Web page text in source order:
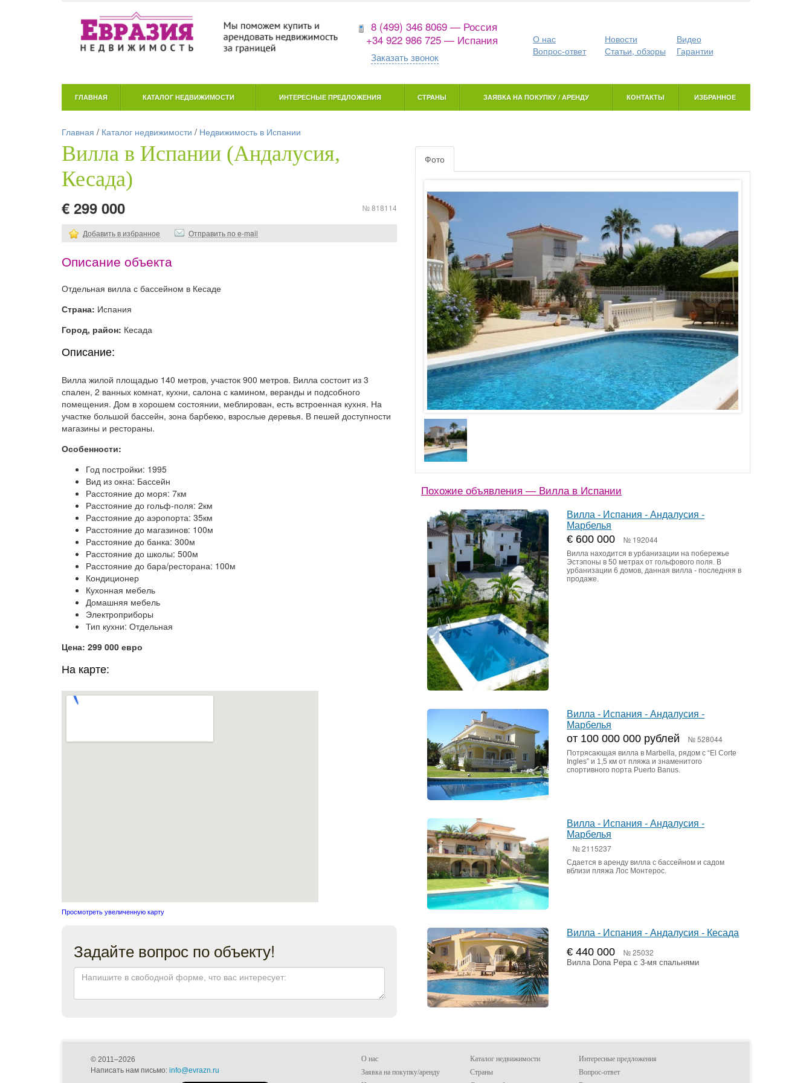
8 (499) 346 8069 — Россия
+34 922 986 725 — Испания
Заказать звонок
О нас Новости
Видео
Вопрос-ответ
Статьи, обзоры Гарантии
ГЛАВНАЯ КАТАЛОГ НЕДВИЖИМОСТИ ИНТЕРЕСНЫЕ ПРЕДЛОЖЕНИЯ СТРАНЫ ЗАЯВКА НА ПОКУПКУ / АРЕНДУ КОНТАКТЫ ИЗБРАННОЕ
Главная / Каталог недвижимости / Недвижимость в Испании
Вилла в Испании (Андалусия,
Кесада)
€ 299 000 № 818114
Добавить в избранное Отправить по e-mail
Описание объекта
Отдельная вилла с бассейном в Кесаде
Страна: Испания
Город, район: Кесада
Описание:
Вилла жилой площадью 140 метров, участок 900 метров. Вилла состоит из 3
спален, 2 ванных комнат, кухни, салона с камином, веранды и подсобного
помещения. Дом в хорошем состоянии, меблирован, есть встроенная кухня. На
участке большой бассейн, зона барбекю, взрослые деревья. В пешей доступности
магазины и рестораны.
Особенности:
Год постройки: 1995
Вид из окна: Бассейн
Расстояние до моря: 7км
Расстояние до гольф-поля: 2км
Расстояние до аэропорта: 35км
Расстояние до магазинов: 100м
Расстояние до банка: 300м
Расстояние до школы: 500м
Расстояние до бара/ресторана: 100м
Кондиционер
Кухонная мебель
Домашняя мебель
Электроприборы
Тип кухни: Отдельная
Цена: 299 000 евро
На карте:
Просмотреть увеличенную карту
Задайте вопрос по объекту!
Фото
Похожие объявления — Вилла в Испании
Вилла - Испания - Андалусия -
Марбелья
€ 600 000 № 192044
Вилла находится в урбанизации на побережье
Эстэпоны в 50 метрах от гольфового поля. В
урбанизации 6 домов, данная вилла - последняя в
продаже.
Вилла - Испания - Андалусия -
Марбелья
от 100 000 000 рублей № 528044
Потрясающая вилла в Marbella, рядом с “El Corte
Ingles” и 1,5 км от пляжа и знаменитого
спортивного порта Puerto Banus.
Вилла - Испания - Андалусия -
Марбелья
№ 2115237
Сдается в аренду вилла с бассейном и садом
вблизи пляжа Лос Монтерос.
Вилла - Испания - Андалусия - Кесада
€ 440 000 № 25032
Вилла Dona Pepa с 3-мя спальнями
© 2011–2026
Написать нам письмо: info@evrazn.ru
О нас Каталог недвижимости
Интересные предложения
Заявка на покупку/аренду
Страны
Вопрос-ответ